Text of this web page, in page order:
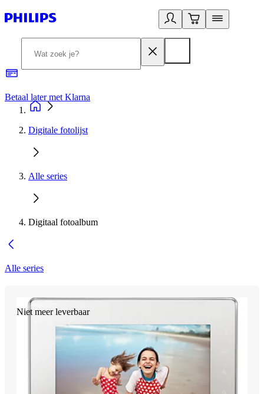
Betaal later met Klarna
Digitale fotolijst
Alle series
Digitaal fotoalbum
Alle series
Niet meer leverbaar